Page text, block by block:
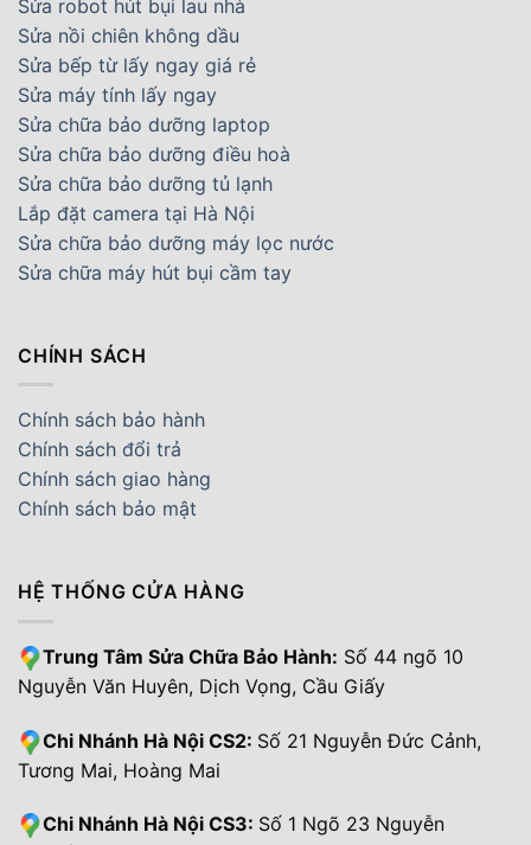
Sửa robot hút bụi lau nhà
Sửa nồi chiên không dầu
Sửa bếp từ lấy ngay giá rẻ
Sửa máy tính lấy ngay
Sửa chữa bảo dưỡng laptop
Sửa chữa bảo dưỡng điều hoà
Sửa chữa bảo dưỡng tủ lạnh
Lắp đặt camera tại Hà Nội
Sửa chữa bảo dưỡng máy lọc nước
Sửa chữa máy hút bụi cầm tay
CHÍNH SÁCH
Chính sách bảo hành
Chính sách đổi trả
Chính sách giao hàng
Chính sách bảo mật
HỆ THỐNG CỬA HÀNG
Trung Tâm Sửa Chữa Bảo Hành: Số 44 ngõ 10
Nguyễn Văn Huyên, Dịch Vọng, Cầu Giấy
Chi Nhánh Hà Nội CS2: Số 21 Nguyễn Đức Cảnh,
Tương Mai, Hoàng Mai
Chi Nhánh Hà Nội CS3: Số 1 Ngõ 23 Nguyễn